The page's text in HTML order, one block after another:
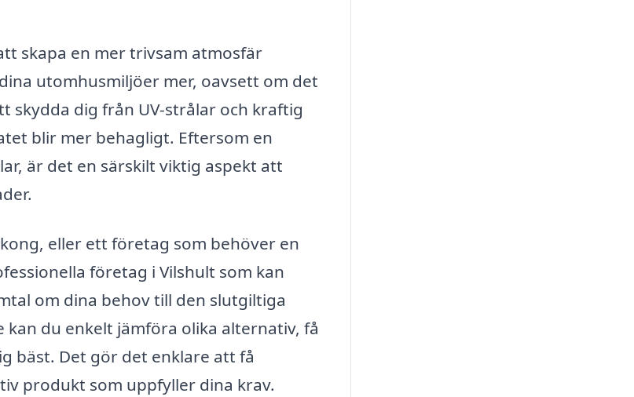
skapa en mer trivsam atmosfär
utomhusmiljöer mer, oavsett om det
skydda dig från UV-strålar och kraftig
blir mer behagligt. Eftersom en
är det en särskilt viktig aspekt att
eller ett företag som behöver en
företag i Vilshult som kan
om dina behov till den slutgiltiga
du enkelt jämföra olika alternativ, få
bäst. Det gör det enklare att få
produkt som uppfyller dina krav.